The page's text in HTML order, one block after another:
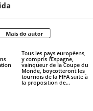
Mais do autor
Tous les pays européens,
y compris l’Espagne,
vainqueur de la Coupe du
Monde, boycotteront les
tournois de la FIFA suite à
la proposition de...